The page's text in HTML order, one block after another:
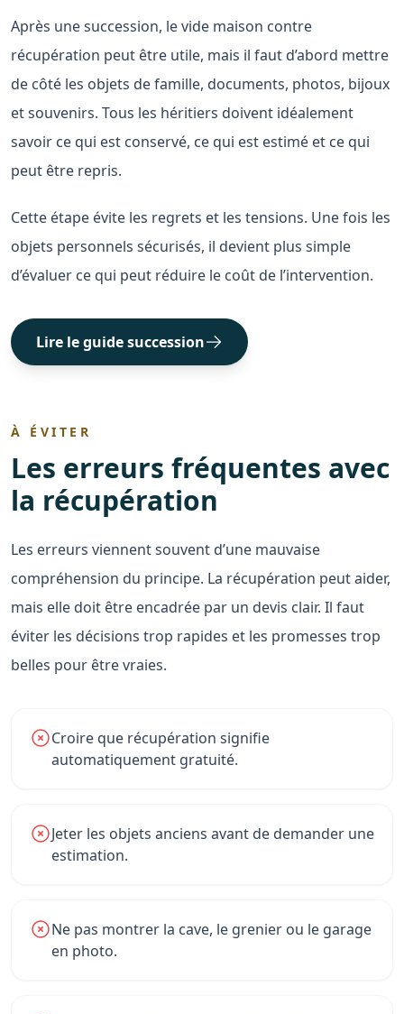
Après une succession, le vide maison contre
récupération peut être utile, mais il faut d’abord mettre
de côté les objets de famille, documents, photos, bijoux
et souvenirs. Tous les héritiers doivent idéalement
savoir ce qui est conservé, ce qui est estimé et ce qui
peut être repris.
Cette étape évite les regrets et les tensions. Une fois les
objets personnels sécurisés, il devient plus simple
d’évaluer ce qui peut réduire le coût de l’intervention.
Lire le guide succession
À ÉVITER
Les erreurs fréquentes avec
la récupération
Les erreurs viennent souvent d’une mauvaise
compréhension du principe. La récupération peut aider,
mais elle doit être encadrée par un devis clair. Il faut
éviter les décisions trop rapides et les promesses trop
belles pour être vraies.
Croire que récupération signifie
automatiquement gratuité.
Jeter les objets anciens avant de demander une
estimation.
Ne pas montrer la cave, le grenier ou le garage
en photo.